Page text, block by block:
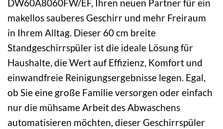
DW60A8060FW/EF, Ihren neuen Partner für ein
makellos sauberes Geschirr und mehr Freiraum
in Ihrem Alltag. Dieser 60 cm breite
Standgeschirrspüler ist die ideale Lösung für
Haushalte, die Wert auf Effizienz, Komfort und
einwandfreie Reinigungsergebnisse legen. Egal,
ob Sie eine große Familie versorgen oder einfach
nur die mühsame Arbeit des Abwaschens
automatisieren möchten, dieser Geschirrspüler